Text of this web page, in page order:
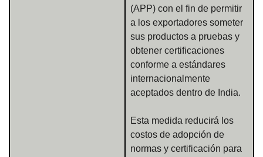
(APP) con el fin de permitir
a los exportadores someter
sus productos a pruebas y
obtener certificaciones
conforme a estándares
internacionalmente
aceptados dentro de India.
Esta medida reducirá los
costos de adopción de
normas y certificación para